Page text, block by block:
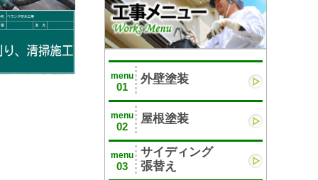
menu
01
外壁塗装
menu
02
屋根塗装
menu
03
サイディング
張替え